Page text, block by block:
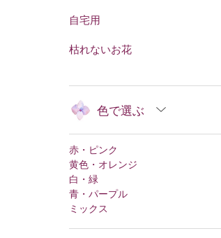
自宅用
枯れないお花
色で選ぶ
赤・ピンク
黄色・オレンジ
白・緑
青・パープル
ミックス